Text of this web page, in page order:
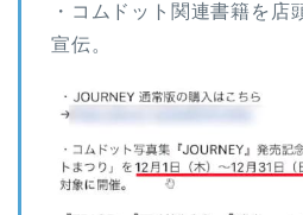
・コムドット関連書籍を店
宣伝。